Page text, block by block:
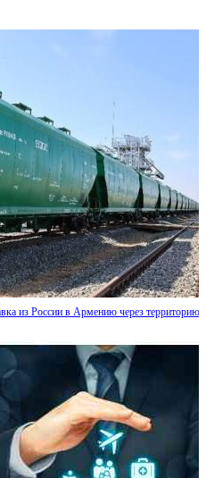
кредита на общую сумму свыше $320
по управлению проектом "Север-Юг"
из России в Армению через территорию